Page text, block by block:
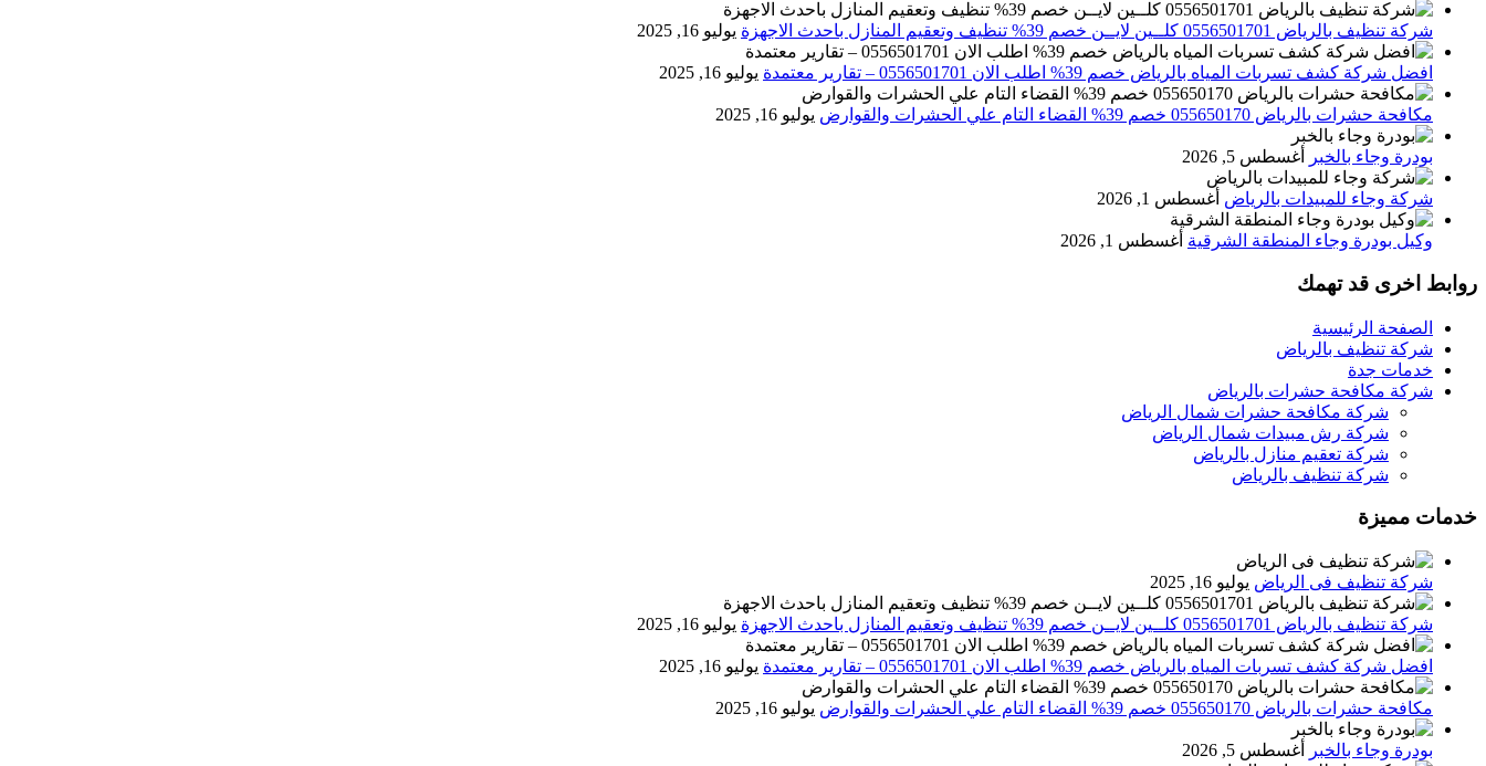
شركة تنظيف بالرياض 0556501701 كلــين لايــن خصم 39% تنظيف وتعقيم المنازل باحدث الاجهزة يوليو 16, 2025
افضل شركة كشف تسربات المياه بالرياض خصم 39% اطلب الان 0556501701‬‏ – تقارير معتمدة يوليو 16, 2025
مكافحة حشرات بالرياض 055650170 خصم 39% القضاء التام علي الحشرات والقوارض يوليو 16, 2025
بودرة وجاء بالخبر أغسطس 5, 2026
شركة وجاء للمبيدات بالرياض أغسطس 1, 2026
وكيل بودرة وجاء المنطقة الشرقية أغسطس 1, 2026
روابط اخرى قد تهمك
الصفحة الرئيسية
شركة تنظيف بالرياض
خدمات جدة
شركة مكافحة حشرات بالرياض
شركة مكافحة حشرات شمال الرياض
شركة رش مبيدات شمال الرياض
شركة تعقيم منازل بالرياض
شركة تنظيف بالرياض
خدمات مميزة
شركة تنظيف فى الرياض يوليو 16, 2025
شركة تنظيف بالرياض 0556501701 كلــين لايــن خصم 39% تنظيف وتعقيم المنازل باحدث الاجهزة يوليو 16, 2025
افضل شركة كشف تسربات المياه بالرياض خصم 39% اطلب الان 0556501701‬‏ – تقارير معتمدة يوليو 16, 2025
مكافحة حشرات بالرياض 055650170 خصم 39% القضاء التام علي الحشرات والقوارض يوليو 16, 2025
بودرة وجاء بالخبر أغسطس 5, 2026